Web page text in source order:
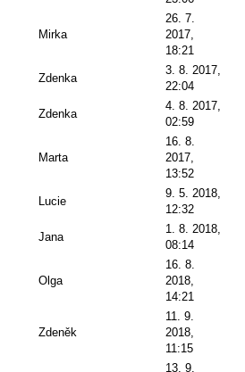
Mirka
26. 7.
2017,
18:21
Zdenka
3. 8. 2017,
22:04
Zdenka
4. 8. 2017,
02:59
Marta
16. 8.
2017,
13:52
Lucie
9. 5. 2018,
12:32
Jana
1. 8. 2018,
08:14
Olga
16. 8.
2018,
14:21
Zdeněk
11. 9.
2018,
11:15
13. 9.